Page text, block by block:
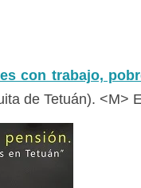
con trabajo,
de Tetuán). <M>